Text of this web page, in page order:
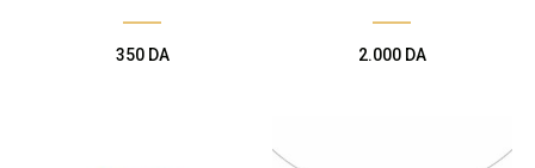
350 DA 2.000 DA